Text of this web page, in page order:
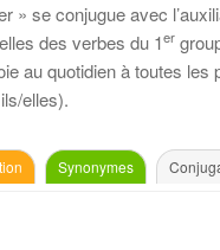
» se conjugue avec
des verbes du 1er
au quotidien à toutes
elles).
Synonymes